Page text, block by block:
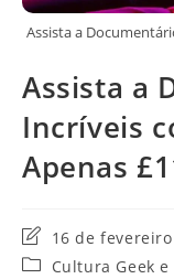
Assista a
Assista a
Incríveis
Apenas
Última
modificação
16 de
Categoria
Cultura Geek